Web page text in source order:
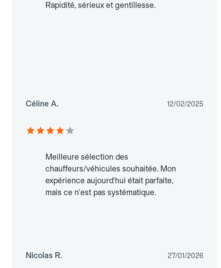
Rapidité, sérieux et gentillesse.
Céline A. 12/02/2025
Meilleure sélection des
chauffeurs/véhicules souhaitée. Mon
expérience aujourd'hui était parfaite,
mais ce n'est pas systématique.
Nicolas R. 27/01/2026